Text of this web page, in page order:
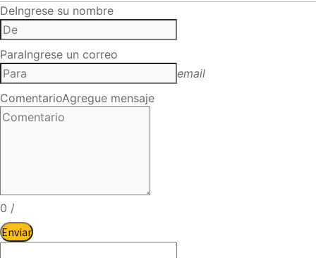
DeIngrese su nombre
ParaIngrese un correo
email
ComentarioAgregue mensaje
0 /
Enviar